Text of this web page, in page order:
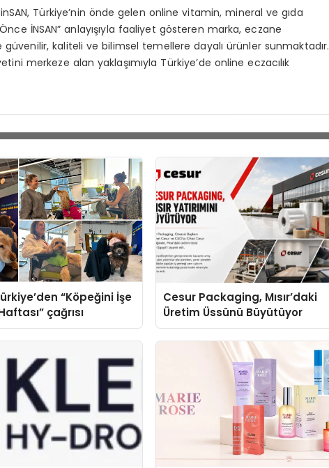
Türkiye’nin önde gelen online vitamin, mineral ve gıda
İNSAN” anlayışıyla faaliyet gösteren marka, eczane
kaliteli ve bilimsel temellere dayalı ürünler sunmaktadır.
merkeze alan yaklaşımıyla Türkiye’de online eczacılık
“Köpeğini İşe
çağrısı
Cesur Packaging, Mısır’daki
Üretim Üssünü Büyütüyor